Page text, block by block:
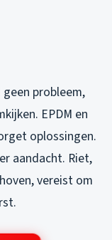
probleem,
EPDM en
oplossingen.
aandacht. Riet,
vereist om